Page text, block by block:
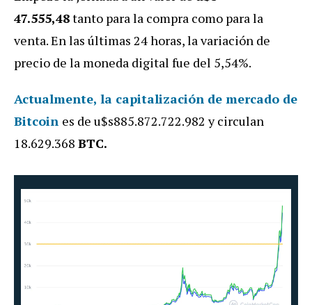
47.555,48tanto para la compra como para la
venta. En las últimas 24 horas, la variación de
precio de la moneda digital fue del 5,54%.
Actualmente, la capitalización de mercado de
Bitcoin es de u$s885.872.722.982y circulan
18.629.368 BTC.